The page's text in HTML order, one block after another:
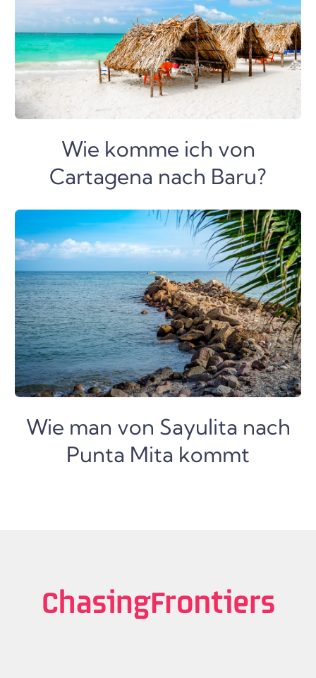
Wie komme ich von
Cartagena nach Baru?
Wie man von Sayulita nach
Punta Mita kommt